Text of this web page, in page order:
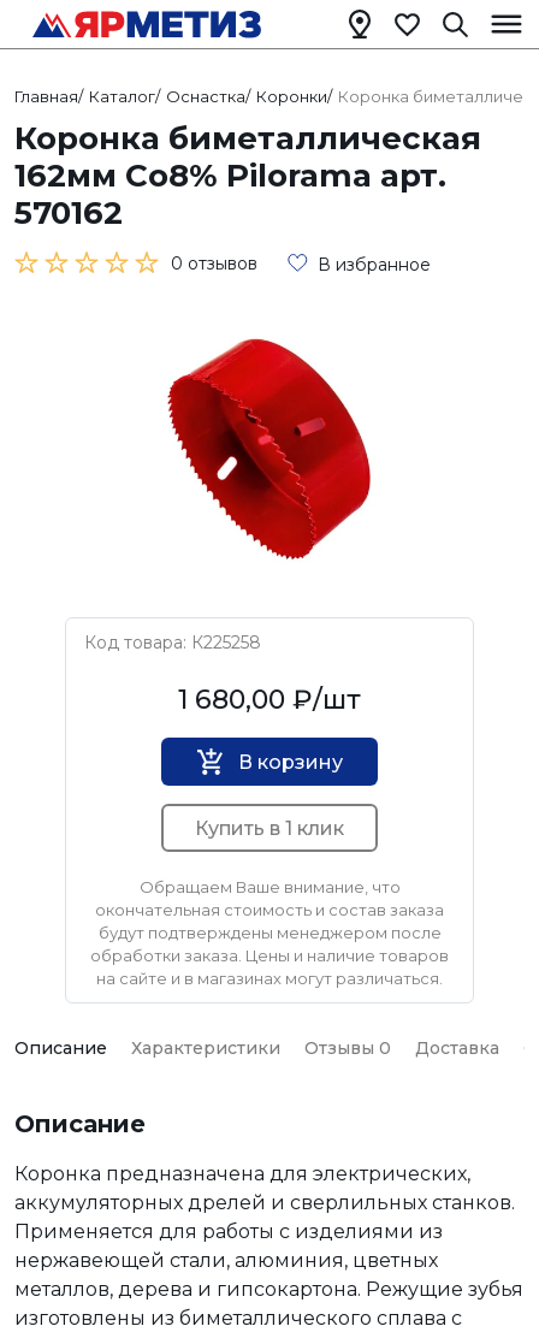
Главная/ Каталог/ Оснастка/ Коронки/ Коронка
Коронка биметаллическая
162мм Со8% Pilorama арт.
570162
0 отзывов В избранное
Код товара: К225258
PILORAMA1 680,00 ₽/шт
В корзину
Купить в 1 клик
Обращаем Ваше внимание, что
окончательная стоимость и состав заказа
будут подтверждены менеджером после
обработки заказа. Цены и наличие товаров
на сайте и в магазинах могут различаться.
Описание Характеристики Отзывы 0 Доставка
Описание
Коронка предназначена для электрических,
аккумуляторных дрелей и сверлильных станков.
Применяется для работы с изделиями из
нержавеющей стали, алюминия, цветных
металлов, дерева и гипсокартона. Режущие зубья
изготовлены из биметаллического сплава с